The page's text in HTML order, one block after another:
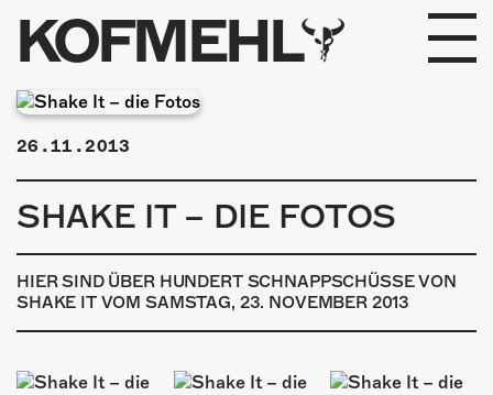
KOFMEHL
PROGRAMM
FABRIKGEFLÜSTER
GALERIE
FOTOGALERIE
PHOTOMAT
26.11.2013
SHAKE IT – DIE FOTOS
HIER SIND ÜBER HUNDERT SCHNAPPSCHÜSSE VON
SHAKE IT VOM SAMSTAG, 23. NOVEMBER 2013